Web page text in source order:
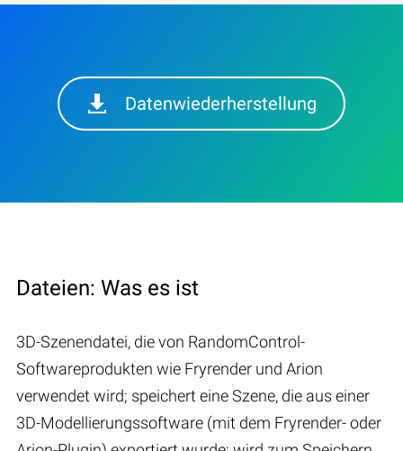
Datenwiederherstellung
Dateien: Was es ist
3D-Szenendatei, die von RandomControl-
Softwareprodukten wie Fryrender und Arion
verwendet wird; speichert eine Szene, die aus einer
3D-Modellierungssoftware (mit dem Fryrender- oder